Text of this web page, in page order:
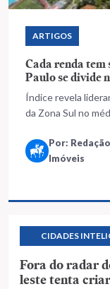
ARTIGOS
Cada renda
Paulo se divide
Índice revela
da Zona Sul no
Por:
Imóveis
CIDADES
Fora do radar
leste tenta